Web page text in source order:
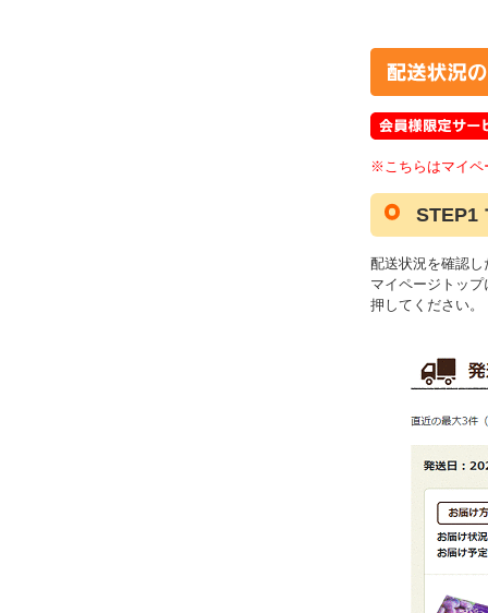
※こちらはマイペ
STEP1
配送状況を確認し
マイページトッ
押してください。